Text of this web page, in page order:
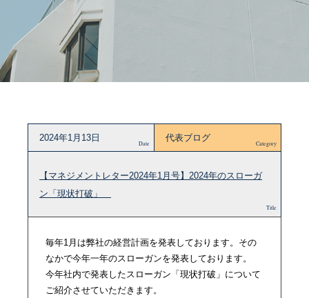
2024年1月13日
Date
代表ブログ
Category
【マネジメントレター2024年1月号】2024年のスローガ
ン「現状打破」
Title
毎年1月は弊社の経営計画を発表しております。その
なかで今年一年のスローガンを発表しております。
今年社内で発表したスローガン「現状打破」について
ご紹介させていただきます。